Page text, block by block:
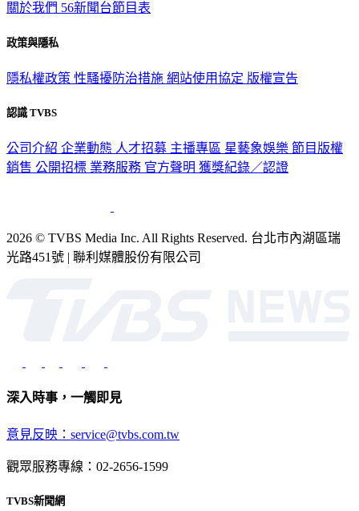
關於我們 56新聞台節目表
政策與隱私
隱私權政策 性騷擾防治措施 網站使用協定 版權宣告
認識 TVBS
公司介紹 企業動態 人才招募 主播專區 星藝象娛樂 節目版權
銷售 公開招標 業務服務 官方聲明 獲獎紀錄／認證
2026 © TVBS Media Inc. All Rights Reserved. 台北市內湖區瑞
光路451號 | 聯利媒體股份有限公司
深入時事，一觸即見
意見反映：service@tvbs.com.tw
觀眾服務專線：02-2656-1599
TVBS新聞網